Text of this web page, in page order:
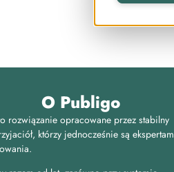
O Publigo
rozwiązanie opracowane przez stabilny
którzy jednocześnie są